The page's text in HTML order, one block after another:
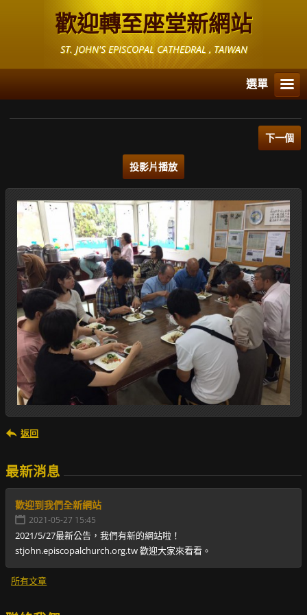
歡迎轉至座堂新網站
ST. JOHN'S EPISCOPAL CATHEDRAL , TAIWAN
選單
下一個
投影片播放
返回
最新消息
歡迎到我們全新網站
2021-05-27 15:45
2021/5/27最新公告，我們有新的網站啦！
stjohn.episcopalchurch.org.tw 歡迎大家來看看。
所有文章